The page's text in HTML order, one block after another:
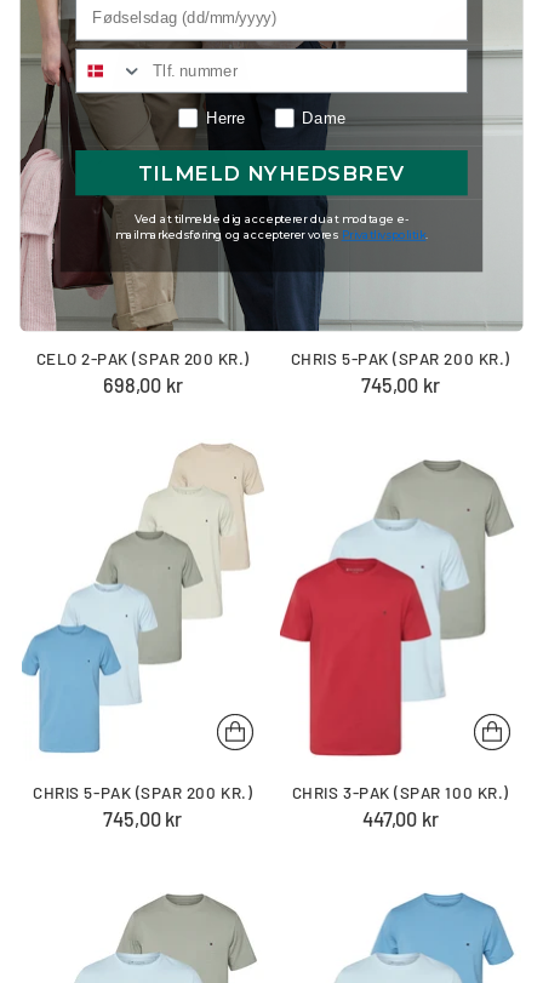
CELO 2-PAK (SPAR 200 KR.)
698,00 kr
CHRIS 5-PAK (SPAR 200 KR.)
745,00 kr
CHRIS 5-PAK (SPAR 200 KR.)
745,00 kr
CHRIS 3-PAK (SPAR 100 KR.)
447,00 kr
Herre Dame
TILMELD NYHEDSBREV
Ved at tilmelde dig accepterer du at modtage e-
mailmarkedsføring og accepterer vores Privatlivspolitik